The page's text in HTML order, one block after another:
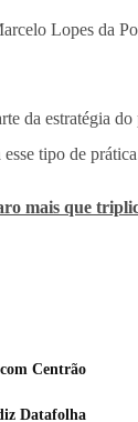
Lopes da
da estratégia
tipo de
mais que
Centrão
Datafolha